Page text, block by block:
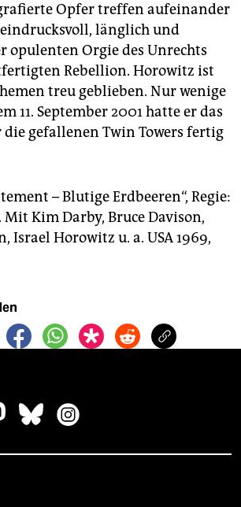
Opfer treffen aufeinander
länglich und
opulenten Orgie des Unrechts
Rebellion. Horowitz ist
treu geblieben. Nur wenige
11. September 2001 hatte er das
die gefallenen Twin Towers fertig
– Blutige Erdbeeren“, Regie:
Kim Darby, Bruce Davison,
Israel Horowitz u. a. USA 1969,